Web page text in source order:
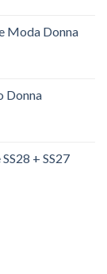
Moda Donna
Donna
+ SS27